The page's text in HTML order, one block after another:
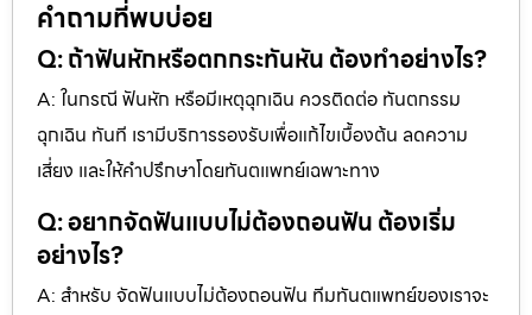
คำถามที่พบบ่อย
Q: ถ้าฟันหักหรือตกกระทันหัน ต้องทำอย่างไร?
A: ในกรณี ฟันหัก หรือมีเหตุฉุกเฉิน ควรติดต่อ ทันตกรรม
ฉุกเฉิน ทันที เรามีบริการรองรับเพื่อแก้ไขเบื้องต้น ลดความ
เสี่ยง และให้คำปรึกษาโดยทันตแพทย์เฉพาะทาง
Q: อยากจัดฟันแบบไม่ต้องถอนฟัน ต้องเริ่ม
อย่างไร?
A: สำหรับ จัดฟันแบบไม่ต้องถอนฟัน ทีมทันตแพทย์ของเราจะ